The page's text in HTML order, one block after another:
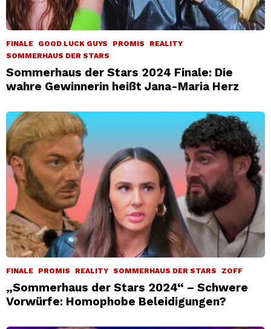
FINALE GOOD LUCK GUYS PROMIS
REALITY
SOMMERHAUS DER STARS
Sommerhaus der Stars 2024 Finale: Die
wahre Gewinnerin heißt Jana-Maria Herz
FINALE PROMIS REALITY SOMMERHAUS DER STARS ZOFF
„Sommerhaus der Stars 2024“ – Schwere
Vorwürfe: Homophobe Beleidigungen?